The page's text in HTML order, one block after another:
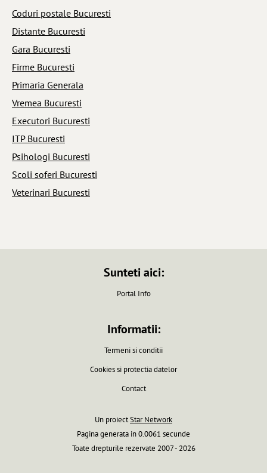
Coduri postale Bucuresti
Distante Bucuresti
Gara Bucuresti
Firme Bucuresti
Primaria Generala
Vremea Bucuresti
Executori Bucuresti
ITP Bucuresti
Psihologi Bucuresti
Scoli soferi Bucuresti
Veterinari Bucuresti
Sunteti aici:
Portal Info
Informatii:
Termeni si conditii
Cookies si protectia datelor
Contact
Un proiectStar Network
Pagina generata in 0.0061 secunde
Toate drepturile rezervate 2007 - 2026